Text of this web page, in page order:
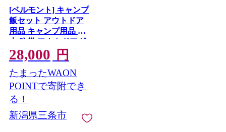
[ベルモント] キャンプ
飯セット アウトドア
用品 キャンプ用品 登
山 防災 アウトドアギ
ア 燕三条製
【028S039】
28,000 円
たまったWAON
POINTで寄附でき
る！
新潟県三条市